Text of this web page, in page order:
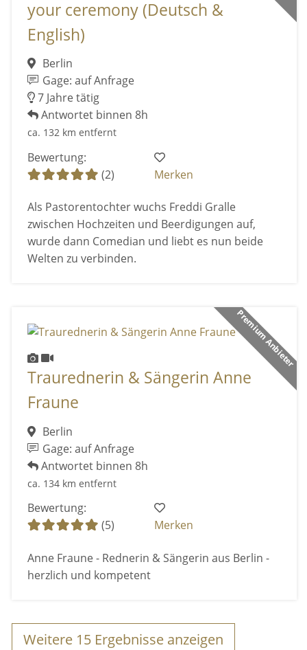
your ceremony (Deutsch &
English)
Berlin
Gage: auf Anfrage
7 Jahre tätig
Antwortet binnen 8h
ca. 132 km entfernt
Bewertung:
(2)
Merken
Als Pastorentochter wuchs Freddi Gralle
zwischen Hochzeiten und Beerdigungen auf,
wurde dann Comedian und liebt es nun beide
Welten zu verbinden.
Premium Anbieter
Traurednerin & Sängerin Anne
Fraune
Berlin
Gage: auf Anfrage
Antwortet binnen 8h
ca. 134 km entfernt
Bewertung:
(5)
Merken
Anne Fraune - Rednerin & Sängerin aus Berlin -
herzlich und kompetent
Weitere 15 Ergebnisse anzeigen